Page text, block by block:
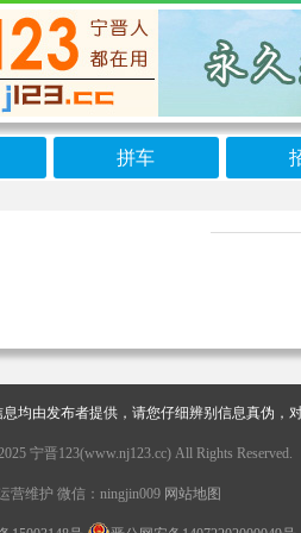
拼车
均由发布者提供，请您仔细辨别信息真伪，
宁晋123(www.nj123.cc) All Rights Reserved.
营维护 微信：ningjin009 网站地图